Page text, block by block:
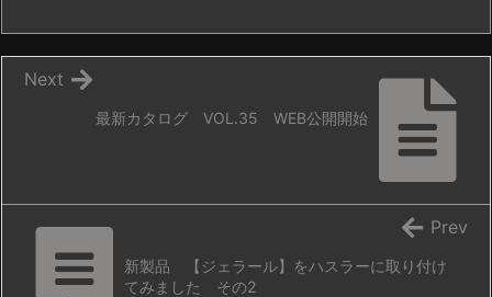
最新カタログ VOL.35 WEB公開開始
Next
新製品 【ジェラール】をハスラーに取り付け
てみました その2
Prev